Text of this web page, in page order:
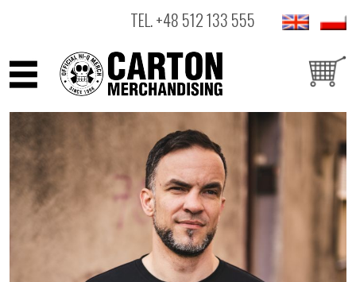
TEL.+48 512 133 555
ARTYŚCI
PRODUKTY
OUTLET